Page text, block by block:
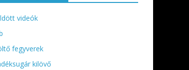
videók
fegyverek
kilövő